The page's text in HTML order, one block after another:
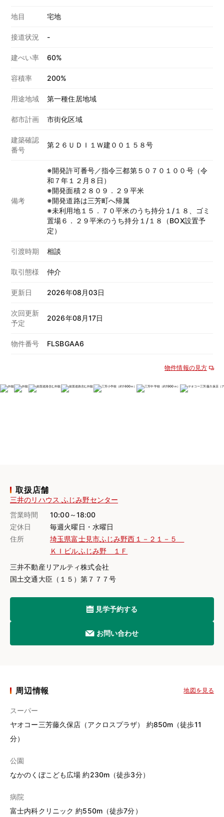
地目 宅地
接道状況 -
建ぺい率 60%
容積率 200%
用途地域 第一種住居地域
都市計画 市街化区域
建築確認
番号
第２６ＵＤＩ１Ｗ建００１５８号
備考
※開発許可番号／指令三都第５０７０１００号（令
和７年１２月８日）
※開発面積２８０９．２９平米
※開発道路は三芳町へ帰属
※未利用地１５．７０平米のうち持分１/１８、ゴミ
置場６．２９平米のうち持分１/１８（BOX設置予
定）
引渡時期 相談
取引態様 仲介
更新日 2026年08月03日
次回更新
予定
2026年08月17日
物件番号 FLSBGAA6
物件情報の見方
取扱店舗
三井のリハウス ふじみ野センター
営業時間
10:00～18:00
定休日
毎週火曜日・水曜日
住所
埼玉県富士見市ふじみ野西１－２１－５
ＫＩビルふじみ野 １Ｆ
三井不動産リアルティ株式会社
国土交通大臣（１５）第７７７号
見学予約する
お問い合わせ
周辺情報 地図を見る
スーパー
ヤオコー三芳藤久保店（アクロスプラザ） 約850m（徒歩11
分）
公園
なかのくぼこども広場 約230m（徒歩3分）
病院
富士内科クリニック 約550m（徒歩7分）